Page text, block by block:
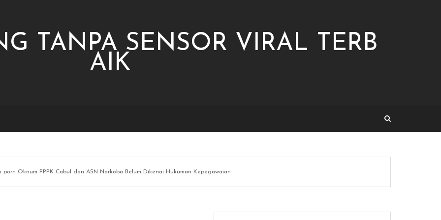
TANPA SENSOR VIRAL TERB
AIK
porn Oknum PPPK Cabul dan ASN Narkoba Belum Dikenai Hukuman Kepegawaian